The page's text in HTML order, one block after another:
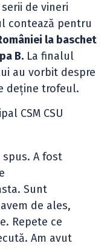
de vineri
contează pentru
la baschet
B. La finalul
au vorbit despre
deține trofeul.
CSM CSU
A fost
Sunt
de ales,
Repete ce
Am avut